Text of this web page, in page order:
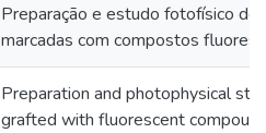
Preparação e estudo fotofísico de
marcadas com compostos
Preparation and photophysical
grafted with fluorescent